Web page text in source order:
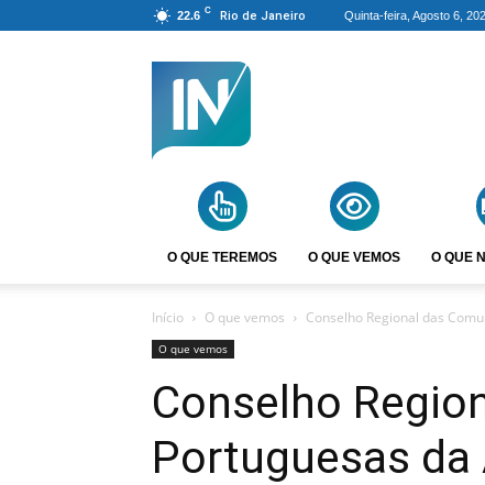
22.6 C Rio de Janeiro Quinta-feira, Agosto 6,
O QUE TEREMOS O QUE VEMOS O QUE
Início O que vemos Conselho Regional das
O que vemos
Conselho
Portuguesas da